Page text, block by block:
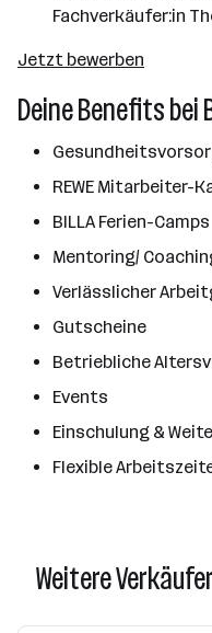
Fachverkäufer:in
Jetzt bewerben
Deine Benefits bei
REWE Mitarbeiter-
BILLA Ferien-Camps
Mentoring/
Verlässlicher
Gutscheine
Betriebliche
Events
Einschulung &
Flexible
Weitere